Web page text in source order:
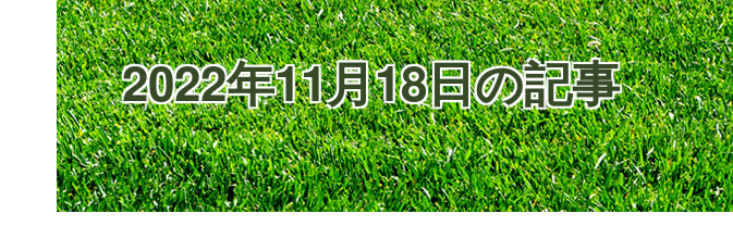
2022年11月18日の記事